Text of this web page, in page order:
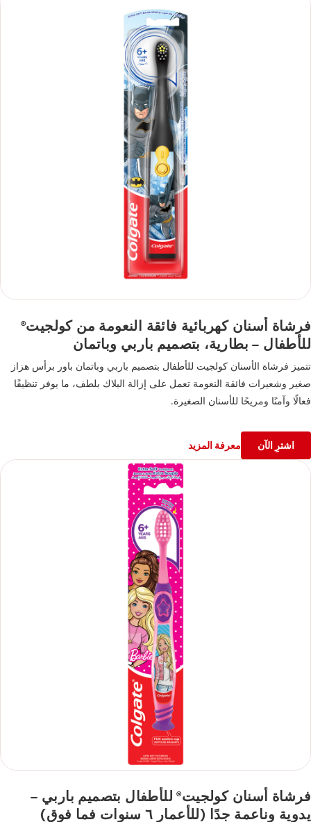
فرشاة أسنان كهربائية فائقة النعومة من كولجيت®
للأطفال – بطارية، بتصميم باربي وباتمان
تتميز فرشاة الأسنان كولجيت للأطفال بتصميم باربي وباتمان باور برأس هزاز
صغير وشعيرات فائقة النعومة تعمل على إزالة البلاك بلطف، ما يوفر تنظيفًا
فعالًا وآمنًا ومريحًا للأسنان الصغيرة.
اشترِ الآن معرفة المزيد
فرشاة أسنان كولجيت®للأطفال بتصميم باربي –
يدوية وناعمة جدًا (للأعمار ٦ سنوات فما فوق)